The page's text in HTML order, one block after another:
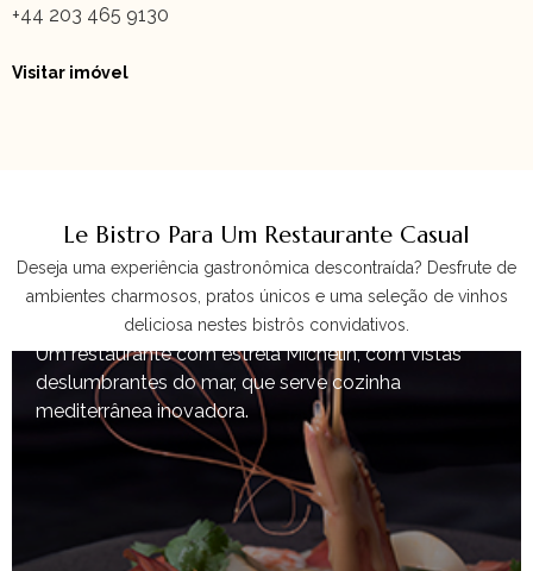
+44 203 465 9130
Visitar imóvel
Le Bistro Para Um Restaurante Casual
Deseja uma experiência gastronômica descontraída? Desfrute de
ambientes charmosos, pratos únicos e uma seleção de vinhos
deliciosa nestes bistrôs convidativos.
Paloma
Um restaurante com estrela Michelin, com vistas
deslumbrantes do mar, que serve cozinha
mediterrânea inovadora.